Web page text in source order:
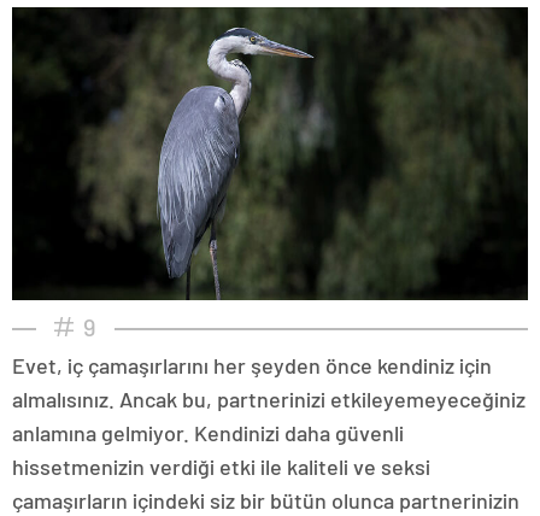
9
Evet, iç çamaşırlarını her şeyden önce kendiniz için
almalısınız. Ancak bu, partnerinizi etkileyemeyeceğiniz
anlamına gelmiyor. Kendinizi daha güvenli
hissetmenizin verdiği etki ile kaliteli ve seksi
çamaşırların içindeki siz bir bütün olunca partnerinizin